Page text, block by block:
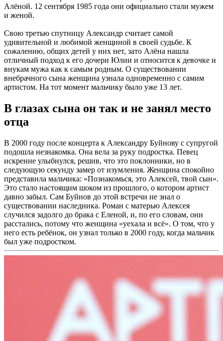
Алёной. 12 сентября 1985 года они официально стали мужем
и женой.
Свою третью спутницу Александр считает самой
удивительной и любимой женщиной в своей судьбе. К
сожалению, общих детей у них нет, зато Алёна нашла
отличный подход к его дочери Юлии и относится к девочке и
внукам мужа как к самым родным. О существовании
внебрачного сына женщина узнала одновременно с самим
артистом. На тот момент мальчику было уже 13 лет.
В глазах сына он так и не занял место
отца
В 2000 году после концерта к Александру Буйнову с супругой
подошла незнакомка. Она вела за руку подростка. Певец
искренне улыбнулся, решив, что это поклонники, но в
следующую секунду замер от изумления. Женщина спокойно
представила мальчика: «Познакомься, это Алексей, твой сын».
Это стало настоящим шоком из прошлого, о котором артист
давно забыл. Сам Буйнов до этой встречи не знал о
существовании наследника. Роман с матерью Алексея
случился задолго до брака с Еленой, и, по его словам, они
расстались, потому что женщина «уехала и всё». О том, что у
него есть ребёнок, он узнал только в 2000 году, когда мальчик
был уже подростком.